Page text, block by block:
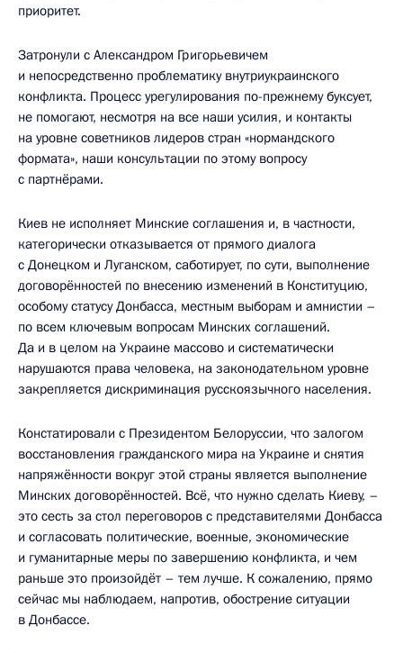
приоритет.
Затронули с Александром Григорьевичем
и непосредственно проблематику внутриукраинского
конфликта. Процесс урегулирования по-прежнему буксует,
не помогают, несмотря на все наши усилия, и контакты
на уровне советников лидеров стран «нормандского
формата», наши консультации по этому вопросу
с партнёрами.
Киев не исполняет Минские соглашения и, в частности,
категорически отказывается от прямого диалога
с Донецком и Луганском, саботирует, по сути, выполнение
договорённостей по внесению изменений в Конституцию,
особому статусу Донбасса, местным выборам и амнистии –
по всем ключевым вопросам Минских соглашений.
Да и в целом на Украине массово и систематически
нарушаются права человека, на законодательном уровне
закрепляется дискриминация русскоязычного населения.
Констатировали с Президентом Белоруссии, что залогом
восстановления гражданского мира на Украине и снятия
напряжённости вокруг этой страны является выполнение
Минских договорённостей. Всё, что нужно сделать Киеву, –
это сесть за стол переговоров с представителями Донбасса
и согласовать политические, военные, экономические
и гуманитарные меры по завершению конфликта, и чем
раньше это произойдёт – тем лучше. К сожалению, прямо
сейчас мы наблюдаем, напротив, обострение ситуации
в Донбассе.